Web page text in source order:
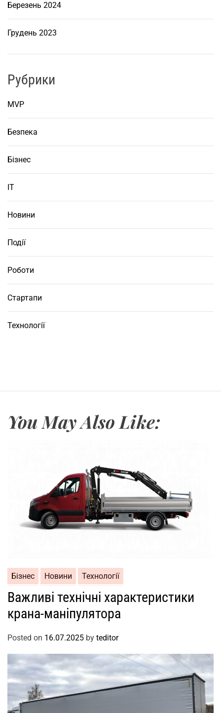
Березень 2024
Грудень 2023
Рубрики
MVP
Безпека
Бізнес
ІТ
Новини
Події
Роботи
Стартапи
Технології
You May Also Like:
Бізнес Новини Технології
Важливі технічні характеристики
крана-маніпулятора
Posted on 16.07.2025 by teditor